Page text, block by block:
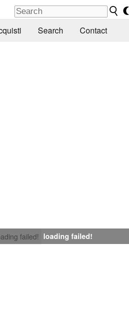
Search Contact
failed! loading failed!